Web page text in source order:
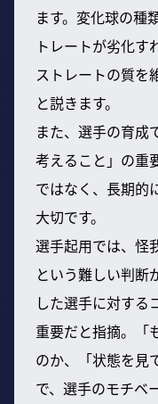
ます。変化球の種
トレートが劣化す
ストレートの質を
と説きます。
また、選手の育成
考えること」の重
ではなく、長期的
大切です。
選手起用では、怪
という難しい判断
した選手に対する
重要だと指摘。「
のか、「状態を見
で、選手のモチベ